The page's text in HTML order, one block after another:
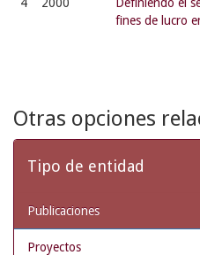
fines de lucro
Otras opciones
Tipo de entidad
Publicaciones
Proyectos